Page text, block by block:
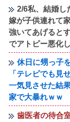
2/6私、結婚し
嫁が子供連れて
強いてあげると
でアトピー悪化
休日に甥っ子
「テレビでも見
一気見させた結
家で大暴れｗｗ
歯医者の待合